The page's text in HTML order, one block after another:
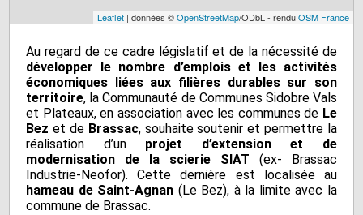
Leaflet| données ©OpenStreetMap/ODbL - renduOSM France
Au regard de ce cadre législatif et de la nécessité de
développer le nombre d’emplois et les activités
économiques liées aux filières durables sur son
territoire, la Communauté de Communes Sidobre Vals
et Plateaux, en association avec les communes de Le
Bez et de Brassac, souhaite soutenir et permettre la
réalisation d’un projet d’extension et de
modernisation de la scierie SIAT (ex- Brassac
Industrie-Neofor). Cette dernière est localisée au
hameau de Saint-Agnan (Le Bez), à la limite avec la
commune de Brassac.